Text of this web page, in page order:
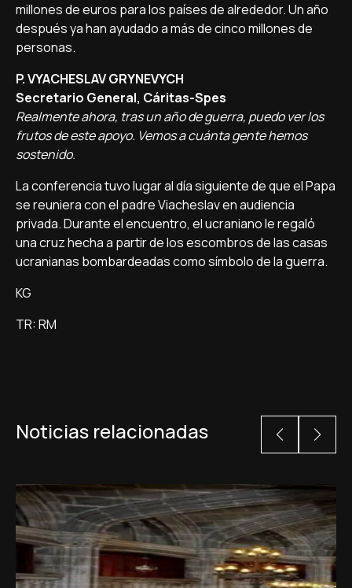
millones de euros para los países de alrededor. Un año
después ya han ayudado a más de cinco millones de
personas.
P. VYACHESLAV GRYNEVYCH
Secretario General, Cáritas-Spes
Realmente ahora, tras un año de guerra, puedo ver los
frutos de este apoyo. Vemos a cuánta gente hemos
sostenido.
La conferencia tuvo lugar al día siguiente de que el Papa
se reuniera con el padre Viacheslav en audiencia
privada. Durante el encuentro, el ucraniano le regaló
una cruz hecha a partir de los escombros de las casas
ucranianas bombardeadas como símbolo de la guerra.
KG
TR: RM
Noticias relacionadas